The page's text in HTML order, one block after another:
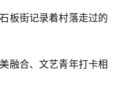
板街记录着村落走过的
融合、文艺青年打卡相